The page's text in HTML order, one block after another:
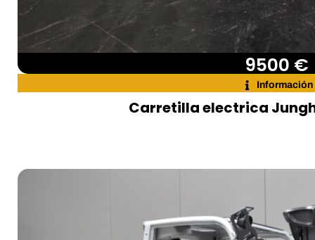
9500 €
Información
Carretilla electrica